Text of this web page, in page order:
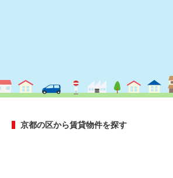
京都の区から賃貸物件を探す